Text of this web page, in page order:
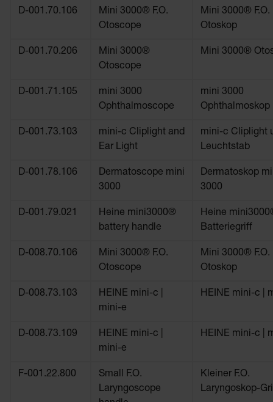
D-001.70.106
Mini 3000® F.O.
Otoscope
Mini 3000® F.O.
Otoskop
D-001.70.206
Mini 3000®
Otoscope
Mini 3000®
D-001.71.105
mini 3000
Ophthalmoscope
mini 3000
Ophthalmoskop
D-001.73.103
mini-c Cliplight and
Ear Light
mini-c Cliplight
Leuchtstab
D-001.78.106
Dermatoscope mini
3000
Dermatoskop
3000
D-001.79.021
Heine mini3000®
battery handle
Heine
Batteriegriff
D-008.70.106
Mini 3000® F.O.
Otoscope
Mini 3000® F.O.
Otoskop
D-008.73.103
HEINE mini-c |
mini-e
HEINE mini-c |
D-008.73.109
HEINE mini-c |
mini-e
HEINE mini-c |
F-001.22.800
Small F.O.
Laryngoscope
Kleiner F.O.
Laryngoskop-